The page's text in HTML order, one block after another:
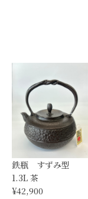
鉄瓶 すずみ型
1.3L 茶
¥42,900